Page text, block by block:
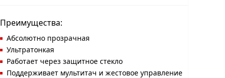
Преимущества:
Абсолютно прозрачная
Ультратонкая
Работает через защитное стекло
Поддерживает мультитач и жестовое управление